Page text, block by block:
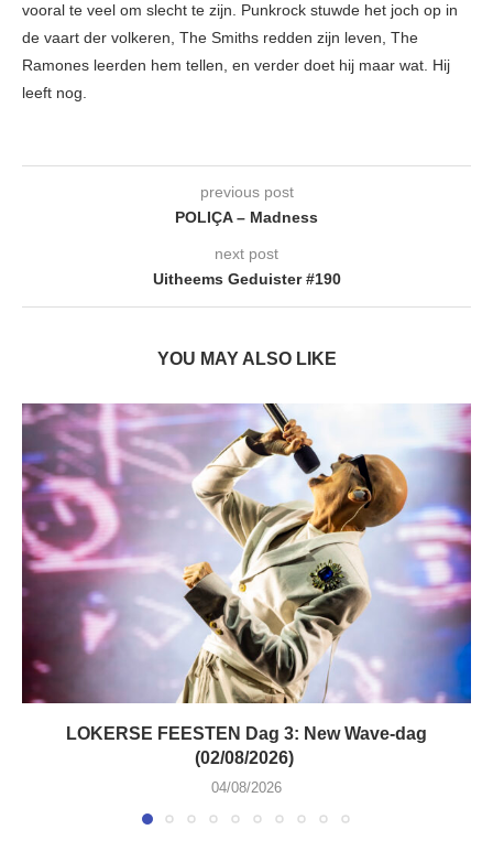
vooral te veel om slecht te zijn. Punkrock stuwde het joch op in
de vaart der volkeren, The Smiths redden zijn leven, The
Ramones leerden hem tellen, en verder doet hij maar wat. Hij
leeft nog.
previous post
POLIÇA – Madness
next post
Uitheems Geduister #190
YOU MAY ALSO LIKE
LOKERSE FEESTEN Dag 3: New Wave-dag
(02/08/2026)
04/08/2026